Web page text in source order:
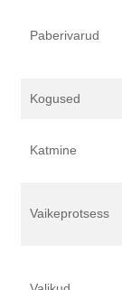
Paberivarud
Kogused
Katmine
Vaikeprotsess